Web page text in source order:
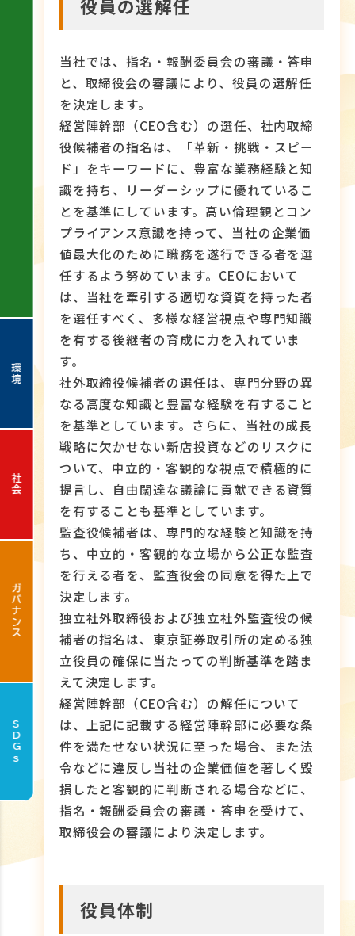
環境
社会
ガバナンス
SDGs
役員の選解任
当社では、指名・報酬委員会の審議・答申
と、取締役会の審議により、役員の選解任
を決定します。
経営陣幹部（CEO含む）の選任、社内取締
役候補者の指名は、「革新・挑戦・スピー
ド」をキーワードに、豊富な業務経験と知
識を持ち、リーダーシップに優れているこ
とを基準にしています。高い倫理観とコン
プライアンス意識を持って、当社の企業価
値最大化のために職務を遂行できる者を選
任するよう努めています。CEOにおいて
は、当社を牽引する適切な資質を持った者
を選任すべく、多様な経営視点や専門知識
を有する後継者の育成に力を入れていま
す。
社外取締役候補者の選任は、専門分野の異
なる高度な知識と豊富な経験を有すること
を基準としています。さらに、当社の成長
戦略に欠かせない新店投資などのリスクに
ついて、中立的・客観的な視点で積極的に
提言し、自由闊達な議論に貢献できる資質
を有することも基準としています。
監査役候補者は、専門的な経験と知識を持
ち、中立的・客観的な立場から公正な監査
を行える者を、監査役会の同意を得た上で
決定します。
独立社外取締役および独立社外監査役の候
補者の指名は、東京証券取引所の定める独
立役員の確保に当たっての判断基準を踏ま
えて決定します。
経営陣幹部（CEO含む）の解任について
は、上記に記載する経営陣幹部に必要な条
件を満たせない状況に至った場合、また法
令などに違反し当社の企業価値を著しく毀
損したと客観的に判断される場合などに、
指名・報酬委員会の審議・答申を受けて、
取締役会の審議により決定します。
役員体制